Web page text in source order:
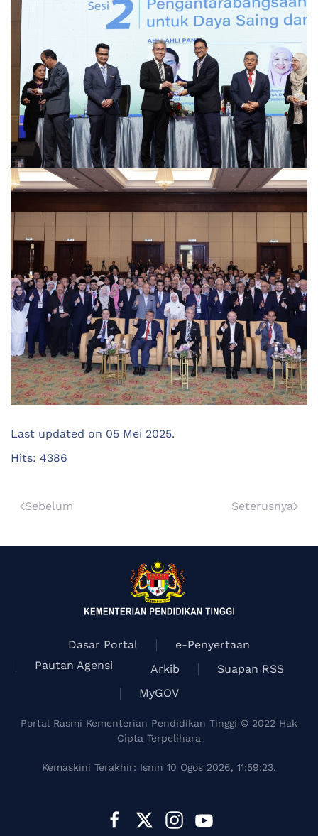
Last updated on 05 Mei 2025.
Hits: 4386
Sebelum Seterusnya
Dasar Portal
e-Penyertaan
Pautan Agensi
Arkib
Suapan RSS
MyGOV
Portal Rasmi Kementerian Pendidikan Tinggi © 2022 Hak
Cipta Terpelihara
Kemaskini Terakhir: Isnin 10 Ogos 2026, 11:59:23.